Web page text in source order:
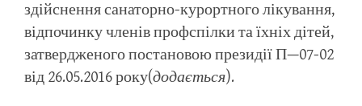
здійснення санаторно-курортного лікування,
відпочинку членів профспілки та їхніх дітей,
затвердженого постановою президії П—07-02
від 26.05.2016 року(додається).